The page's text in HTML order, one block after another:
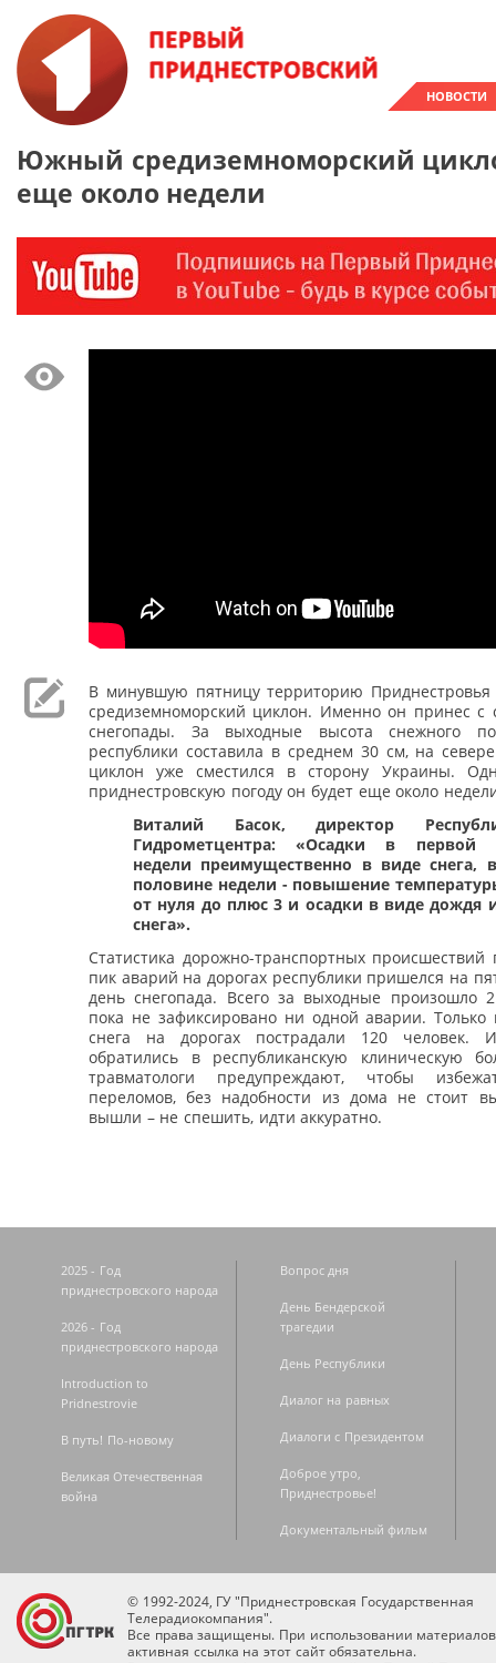
НОВОСТИ
Южный средиземноморский
еще около недели
В минувшую пятницу территорию
средиземноморский циклон. Именно он принес с
снегопады. За выходные высота снежного
республики составила в среднем 30 см, на
циклон уже сместился в сторону Украины.
приднестровскую погоду он будет еще около
Виталий Басок, директор
Гидрометцентра: «Осадки в первой
недели преимущественно в виде снега,
половине недели - повышение
от нуля до плюс 3 и осадки в виде дождя
снега».
Статистика дорожно-транспортных происшествий
пик аварий на дорогах республики пришелся на
день снегопада. Всего за выходные произошло
пока не зафиксировано ни одной аварии. Только
снега на дорогах пострадали 120 человек.
обратились в республиканскую клиническую
травматологи предупреждают, чтобы
переломов, без надобности из дома не стоит
вышли – не спешить, идти аккуратно.
2025 - Год
приднестровского народа
2026 - Год
приднестровского народа
Introduction to
Pridnestrovie
В путь! По-новому
Великая Отечественная
война
Вопрос дня
День Бендерской
трагедии
День Республики
Диалог на равных
Диалоги с Президентом
Доброе утро,
Приднестровье!
Документальный фильм
© 1992-2024, ГУ "Приднестровская Государственная
Телерадиокомпания".
Все права защищены. При использовании
активная ссылка на этот сайт обязательна.